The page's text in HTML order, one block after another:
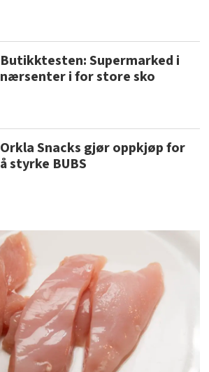
Butikktesten: Supermarked i
nærsenter i for store sko
Orkla Snacks gjør oppkjøp for
å styrke BUBS